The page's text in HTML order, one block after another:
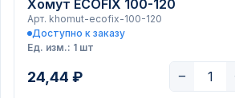
Хомут ECOFIX 100-120
Арт. khomut-ecofix-100-120
Доступно к заказу
Ед. изм.: 1 шт
24,44 ₽ −